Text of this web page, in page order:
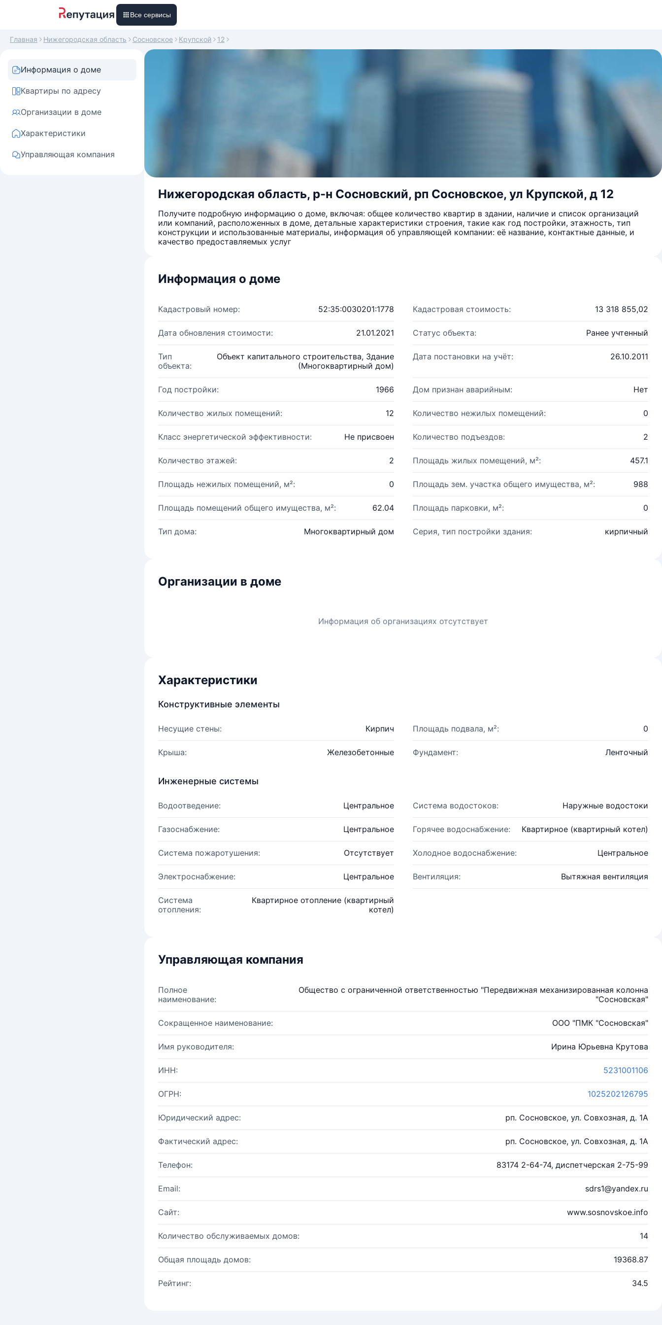
Все сервисы
Главная Нижегородская область Сосновское Крупской 12
Информация о доме
Квартиры по адресу
Организации в доме
Характеристики
Управляющая компания
Нижегородская область, р-н Сосновский, рп Сосновское, ул Крупской, д 12
Получите подробную информацию о доме, включая: общее количество квартир в здании, наличие и список организаций
или компаний, расположенных в доме, детальные характеристики строения, такие как год постройки, этажность, тип
конструкции и использованные материалы, информация об управляющей компании: её название, контактные данные, и
качество предоставляемых услуг
Информация о доме
Кадастровый номер: 52:35:0030201:1778 Кадастровая стоимость: 13 318 855,02
Дата обновления стоимости: 21.01.2021 Статус объекта: Ранее учтенный
Тип
объекта:
Объект капитального строительства, Здание
(Многоквартирный дом)
Дата постановки на учёт: 26.10.2011
Год постройки: 1966 Дом признан аварийным: Нет
Количество жилых помещений: 12 Количество нежилых помещений: 0
Класс энергетической эффективности: Не присвоен Количество подъездов: 2
Количество этажей: 2 Площадь жилых помещений, м²: 457.1
Площадь нежилых помещений, м²: 0 Площадь зем. участка общего имущества, м²: 988
Площадь помещений общего имущества, м²: 62.04 Площадь парковки, м²: 0
Тип дома: Многоквартирный дом Серия, тип постройки здания: кирпичный
Организации в доме
Информация об организациях отсутствует
Характеристики
Конструктивные элементы
Несущие стены: Кирпич Площадь подвала, м²: 0
Крыша: Железобетонные Фундамент: Ленточный
Инженерные системы
Водоотведение: Центральное Система водостоков: Наружные водостоки
Газоснабжение: Центральное Горячее водоснабжение: Квартирное (квартирный котел)
Система пожаротушения: Отсутствует Холодное водоснабжение: Центральное
Электроснабжение: Центральное Вентиляция: Вытяжная вентиляция
Система
отопления:
Квартирное отопление (квартирный
котел)
Управляющая компания
Полное
наименование:
Общество с ограниченной ответственностью "Передвижная механизированная колонна
"Сосновская"
Сокращенное наименование: ООО "ПМК "Сосновская"
Имя руководителя: Ирина Юрьевна Крутова
ИНН: 5231001106
ОГРН: 1025202126795
Юридический адрес: рп. Сосновское, ул. Совхозная, д. 1А
Фактический адрес: рп. Сосновское, ул. Совхозная, д. 1А
Телефон: 83174 2-64-74, диспетчерская 2-75-99
Email: sdrs1@yandex.ru
Сайт: www.sosnovskoe.info
Количество обслуживаемых домов: 14
Общая площадь домов: 19368.87
Рейтинг: 34.5